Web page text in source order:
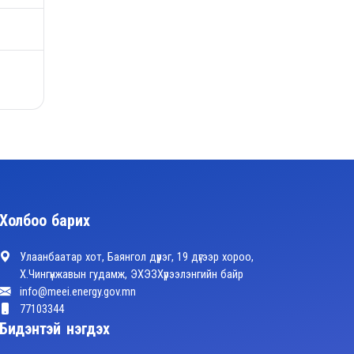
барих
Улаанбаатар хот, Баянгол дүүрэг, 19 дүгээр хороо,
Х.Чингүнжавын гудамж, ЭХЭЗХүрээлэнгийн байр
info@meei.energy.gov.mn
77103344
нэгдэх